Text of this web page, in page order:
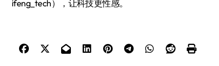
ifeng_tech），让科技更性感。